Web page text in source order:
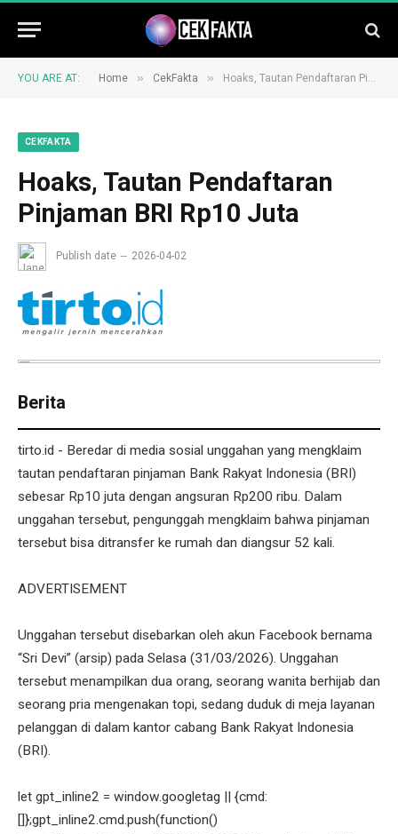
YOU ARE AT: Home » CekFakta » Hoaks, Tautan Pendaftaran Pinjaman BRI Rp10 Juta
CEKFAKTA
Hoaks, Tautan Pendaftaran
Pinjaman BRI Rp10 Juta
Publish date 2026-04-02
Berita
tirto.id - Beredar di media sosial unggahan yang mengklaim
tautan pendaftaran pinjaman Bank Rakyat Indonesia (BRI)
sebesar Rp10 juta dengan angsuran Rp200 ribu. Dalam
unggahan tersebut, pengunggah mengklaim bahwa pinjaman
tersebut bisa ditransfer ke rumah dan diangsur 52 kali.
ADVERTISEMENT
Unggahan tersebut disebarkan oleh akun Facebook bernama
“Sri Devi” (arsip) pada Selasa (31/03/2026). Unggahan
tersebut menampilkan dua orang, seorang wanita berhijab dan
seorang pria mengenakan topi, sedang duduk di meja layanan
pelanggan di dalam kantor cabang Bank Rakyat Indonesia
(BRI).
let gpt_inline2 = window.googletag || {cmd:
[]};gpt_inline2.cmd.push(function()